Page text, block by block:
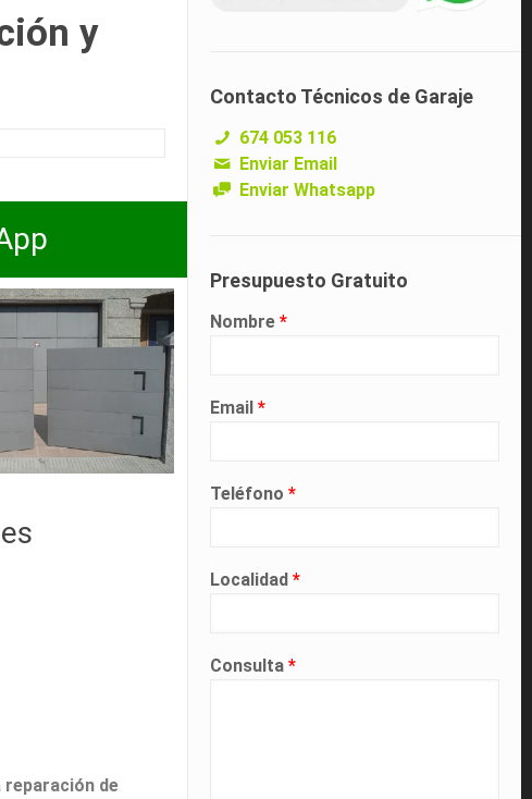
y
reparación de
Contacto Técnicos de Garaje
674 053 116
Enviar Email
Enviar Whatsapp
Presupuesto Gratuito
Nombre*
Email*
Teléfono*
Localidad*
Consulta*